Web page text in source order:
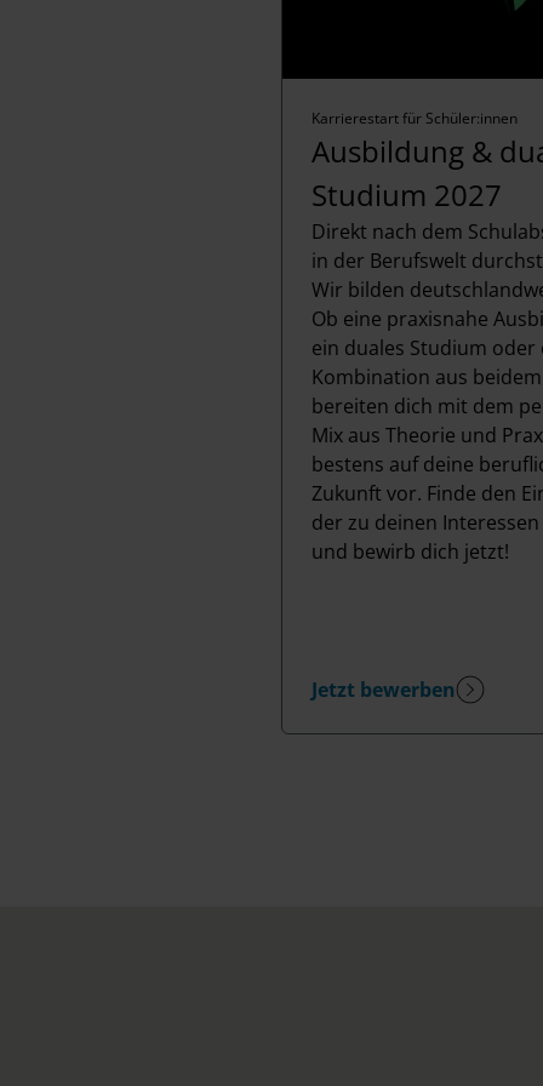
Karrierestart für Schüler:innen
Ausbildung &
Studium 2027
Direkt nach dem
in der Berufswelt
Wir bilden
Ob eine praxisnahe
ein duales Studium oder
Kombination aus
bereiten dich mit dem
Mix aus Theorie und
bestens auf deine
Zukunft vor. Finde den
der zu deinen
und bewirb dich jetzt!
Jetzt bewerben